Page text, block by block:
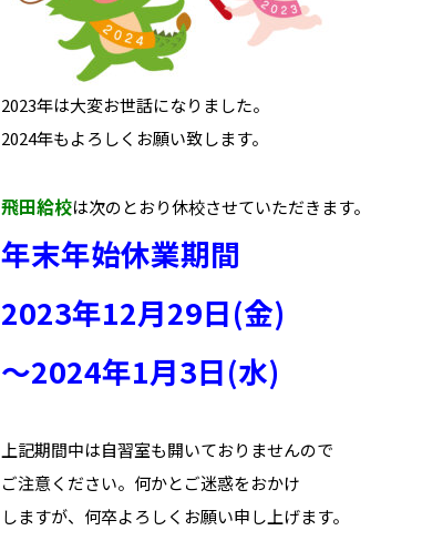
2023年は大変お世話になりました。
2024年もよろしくお願い致します。
飛田給校は次のとおり休校させていただきます。
年末年始休業期間
2023年12月29日(金)
〜2024年1月3日(水)
上記期間中は自習室も開いておりませんので
ご注意ください。何かとご迷惑をおかけ
しますが、何卒よろしくお願い申し上げます。